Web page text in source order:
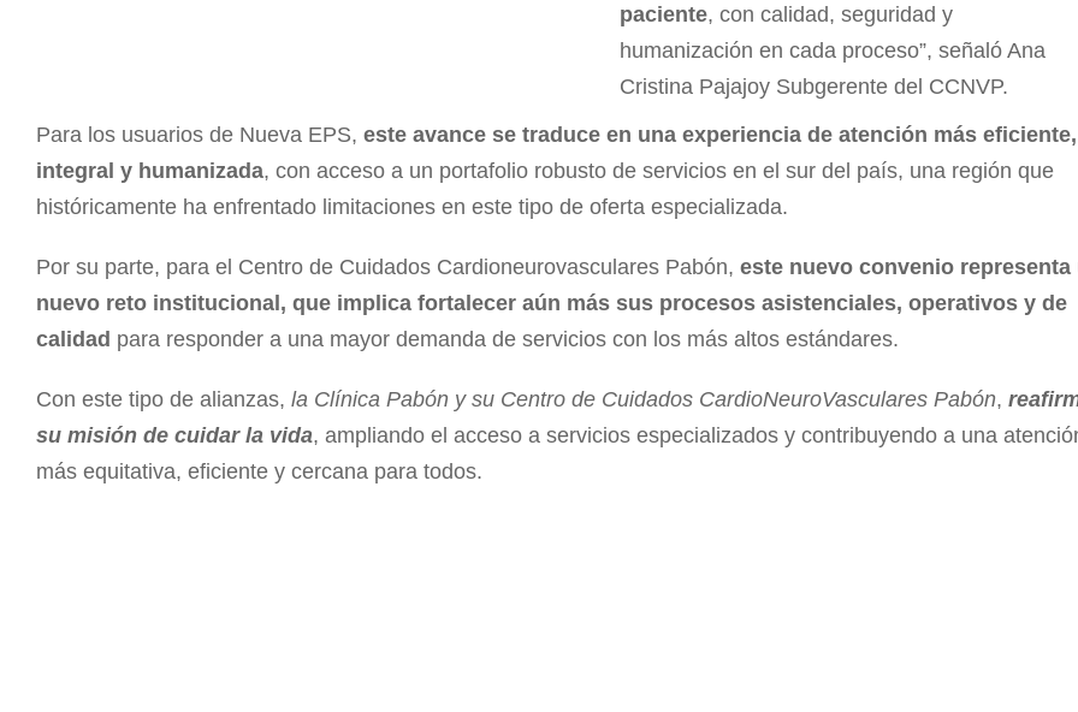
paciente, con calidad, seguridad y
humanización en cada proceso”, señaló Ana
Cristina Pajajoy Subgerente del CCNVP.
Para los usuarios de Nueva EPS, este avance se traduce en una experiencia de atención más eficiente,
integral y humanizada, con acceso a un portafolio robusto de servicios en el sur del país, una región que
históricamente ha enfrentado limitaciones en este tipo de oferta especializada.
Por su parte, para el Centro de Cuidados Cardioneurovasculares Pabón, este nuevo convenio representa
nuevo reto institucional, que implica fortalecer aún más sus procesos asistenciales, operativos y de
calidad para responder a una mayor demanda de servicios con los más altos estándares.
Con este tipo de alianzas, la Clínica Pabón y su Centro de Cuidados CardioNeuroVasculares Pabón,
su misión de cuidar la vida, ampliando el acceso a servicios especializados y contribuyendo a una
más equitativa, eficiente y cercana para todos.